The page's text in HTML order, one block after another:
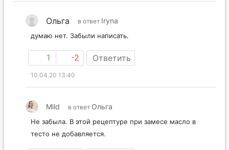
Ольга в ответ Iryna
думаю нет. Забыли написать.
1 -2 Ответить
10.04.20 13:40
Mild в ответ Ольга
Не забыла. В этой рецептуре при замесе масло в
тесто не добавляется.